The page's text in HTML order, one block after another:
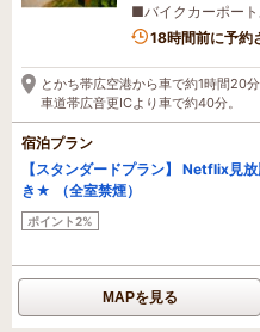
■バイクカーポート
1名がこの宿を見
18時間前に予約
とかち帯広空港から車で約1時間20
車道帯広音更ICより車で約40分。
宿泊プラン
【スタンダードプラン】 Netflix見
き★ （全室禁煙）
ポイント2%
MAPを見る